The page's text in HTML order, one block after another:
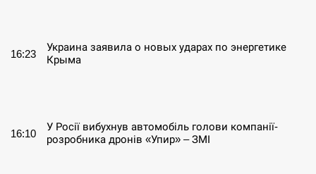
16:23
Украина заявила о новых ударах по энергетике
Крыма
16:10
У Росії вибухнув автомобіль голови компанії-
розробника дронів «Упир» – ЗМІ